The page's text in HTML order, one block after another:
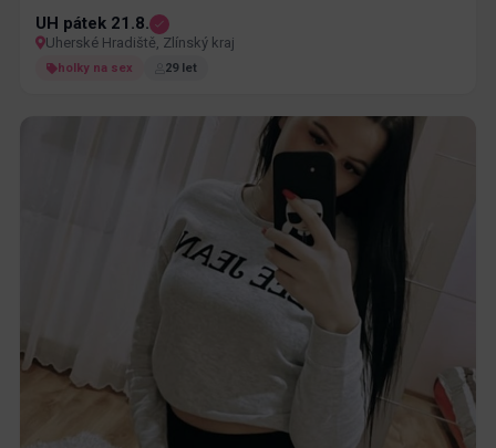
UH pátek 21.8.
Uherské Hradiště, Zlínský kraj
holky na sex 29 let